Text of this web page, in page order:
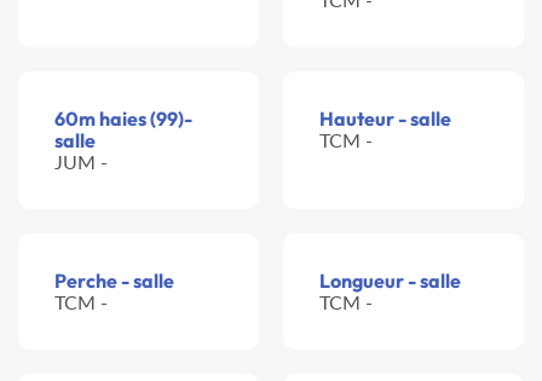
60m haies (99)-
salle
JUM -
Hauteur - salle
TCM -
Perche - salle
TCM -
Longueur - salle
TCM -